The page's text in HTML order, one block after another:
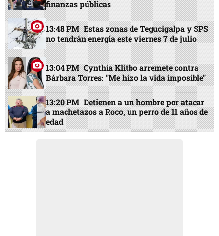
finanzas públicas
13:48 PM Estas zonas de Tegucigalpa y SPS
no tendrán energía este viernes 7 de julio
13:04 PM Cynthia Klitbo arremete contra
Bárbara Torres: "Me hizo la vida imposible"
13:20 PM Detienen a un hombre por atacar
a machetazos a Roco, un perro de 11 años de
edad